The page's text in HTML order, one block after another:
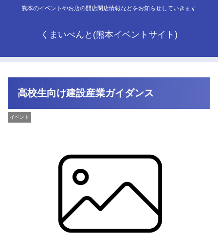
熊本のイベントやお店の開店閉店情報などをお知らせしていきます
くまいべんと(熊本イベントサイト)
高校生向け建設産業ガイダンス
イベント